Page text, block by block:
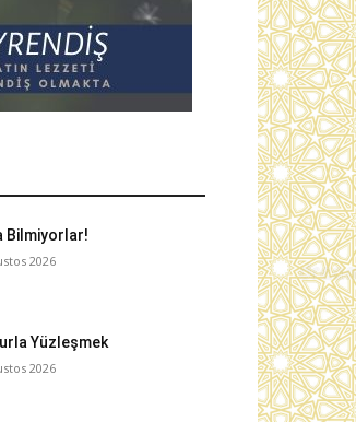
Bilmiyorlar!
2026
Yüzleşmek
2026